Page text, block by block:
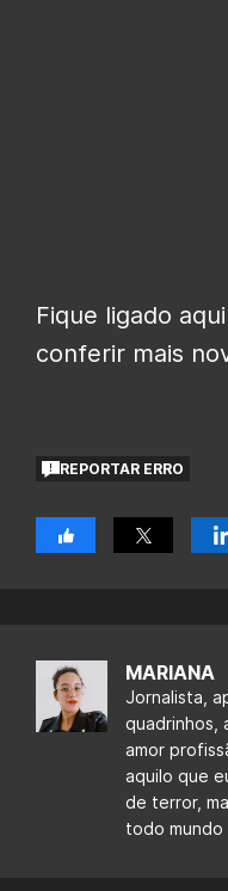
Fique ligado
conferir mais
REPORTAR ERRO
MARIANA
Jornalista,
quadrinhos,
amor
aquilo que
de terror,
todo mundo